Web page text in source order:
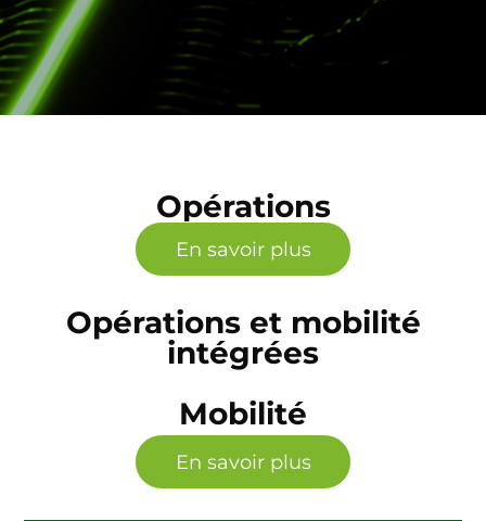
Opérations
En savoir plus
Opérations et mobilité
intégrées
Mobilité
En savoir plus